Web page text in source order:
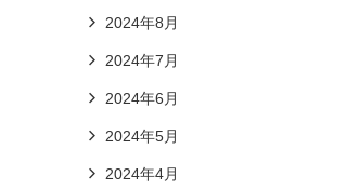
2024年8月
2024年7月
2024年6月
2024年5月
2024年4月